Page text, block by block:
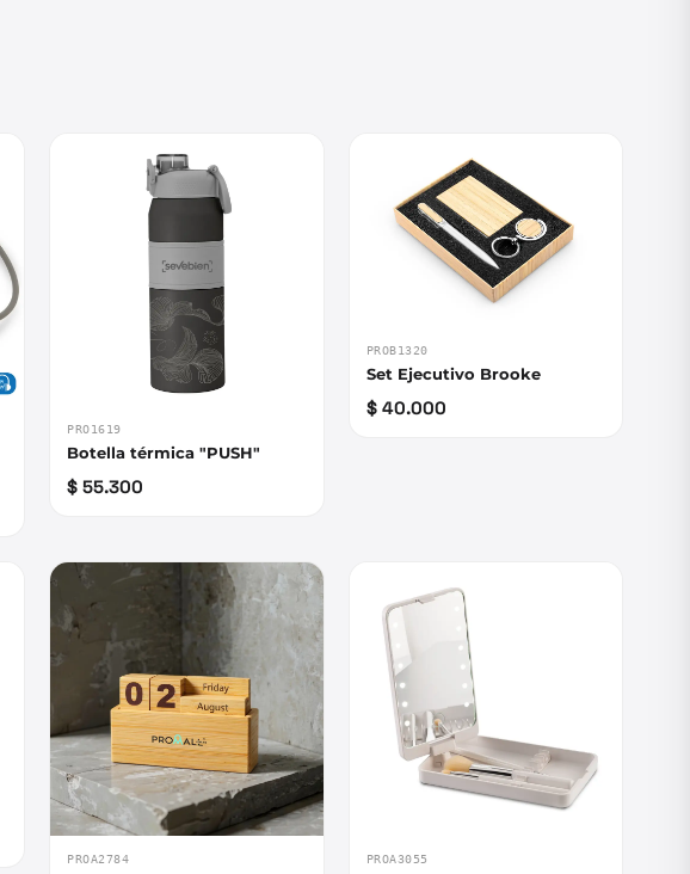
PRO1619
Botella térmica "PUSH"
$ 55.300
PROB1320
Set Ejecutivo Brooke
$ 40.000
PROA2784 PROA3055